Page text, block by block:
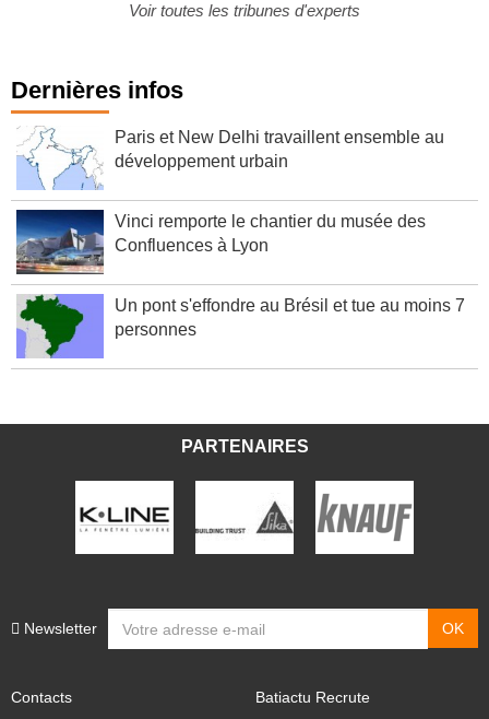
Dernières infos
Paris et New Delhi travaillent ensemble au
Vinci remporte le chantier du musée des
Un pont s'effondre au Brésil et tue au moins 7